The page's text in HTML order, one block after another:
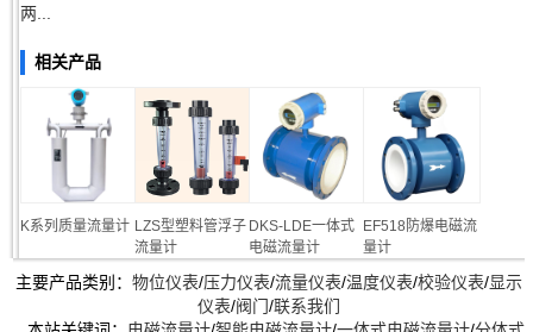
两...
相关产品
K系列质量流量计 LZS型塑料管浮子
流量计
DKS-LDE一体式
电磁流量计
EF518防爆电磁流
量计
主要产品类别： 物位仪表/压力仪表/流量仪表/温度仪表/校验仪表/显示
仪表/阀门/联系我们